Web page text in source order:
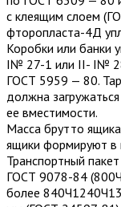
с клеящим слоем
фторопласта-4Д
Коробки или банки
I№ 27-1 или II- I№
ГОСТ 5959 — 80.
должна
ее вместимости.
Масса брутто
ящики формируют в
Транспортный
ГОСТ 9078-84
более